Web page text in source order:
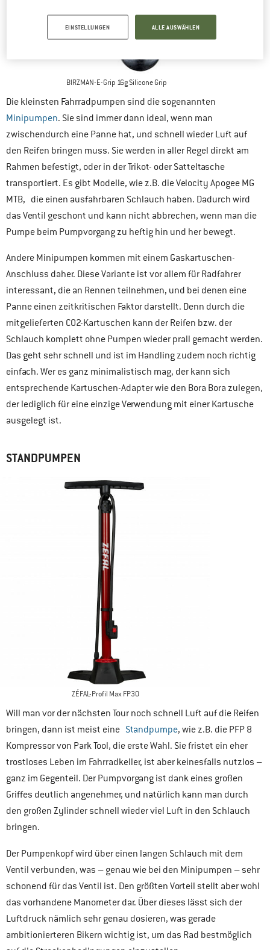
BIRZMAN-E-Grip 16g Silicone Grip
Die kleinsten Fahrradpumpen sind die sogenannten
Minipumpen. Sie sind immer dann ideal, wenn man
zwischendurch eine Panne hat, und schnell wieder Luft auf
den Reifen bringen muss. Sie werden in aller Regel direkt am
Rahmen befestigt, oder in der Trikot- oder Satteltasche
transportiert. Es gibt Modelle, wie z.B. die Velocity Apogee MG
MTB, die einen ausfahrbaren Schlauch haben. Dadurch wird
das Ventil geschont und kann nicht abbrechen, wenn man die
Pumpe beim Pumpvorgang zu heftig hin und her bewegt.
Andere Minipumpen kommen mit einem Gaskartuschen-
Anschluss daher. Diese Variante ist vor allem für Radfahrer
interessant, die an Rennen teilnehmen, und bei denen eine
Panne einen zeitkritischen Faktor darstellt. Denn durch die
mitgelieferten CO2-Kartuschen kann der Reifen bzw. der
Schlauch komplett ohne Pumpen wieder prall gemacht werden.
Das geht sehr schnell und ist im Handling zudem noch richtig
einfach. Wer es ganz minimalistisch mag, der kann sich
entsprechende Kartuschen-Adapter wie den Bora Bora zulegen,
der lediglich für eine einzige Verwendung mit einer Kartusche
ausgelegt ist.
STANDPUMPEN
ZÉFAL-Profil Max FP30
Will man vor der nächsten Tour noch schnell Luft auf die Reifen
bringen, dann ist meist eine Standpumpe, wie z.B. die PFP 8
Kompressor von Park Tool, die erste Wahl. Sie fristet ein eher
trostloses Leben im Fahrradkeller, ist aber keinesfalls nutzlos –
ganz im Gegenteil. Der Pumpvorgang ist dank eines großen
Griffes deutlich angenehmer, und natürlich kann man durch
den großen Zylinder schnell wieder viel Luft in den Schlauch
bringen.
Der Pumpenkopf wird über einen langen Schlauch mit dem
Ventil verbunden, was – genau wie bei den Minipumpen – sehr
schonend für das Ventil ist. Den größten Vorteil stellt aber wohl
das vorhandene Manometer dar. Über dieses lässt sich der
Luftdruck nämlich sehr genau dosieren, was gerade
ambitionierteren Bikern wichtig ist, um das Rad bestmöglich
EINSTELLUNGEN ALLE AUSWÄHLEN